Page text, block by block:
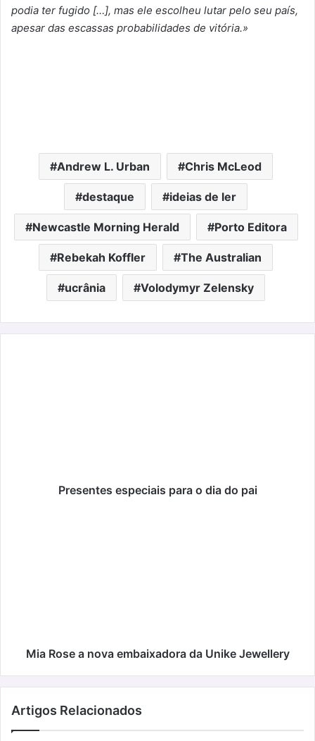
podia ter fugido […], mas ele escolheu lutar pelo seu país,
apesar das escassas probabilidades de vitória.»
Andrew L. Urban Chris McLeod
destaque ideias de ler
Newcastle Morning Herald Porto Editora
Rebekah Koffler The Australian
ucrânia Volodymyr Zelensky
Presentes especiais para o dia do pai
Mia Rose a nova embaixadora da Unike Jewellery
Artigos Relacionados